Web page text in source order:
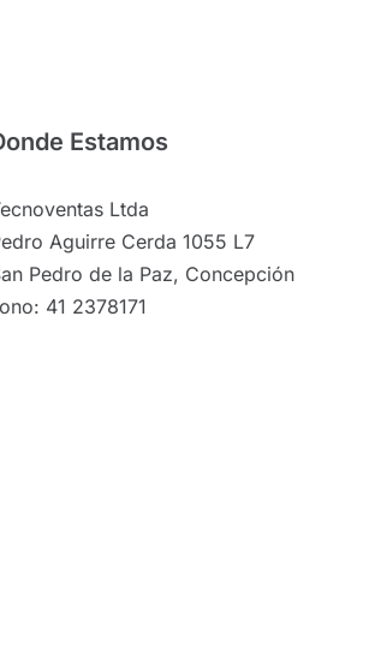
Estamos
Ltda
Aguirre Cerda 1055 L7
Pedro de la Paz, Concepción
41 2378171